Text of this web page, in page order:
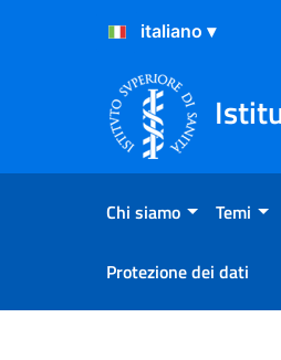
Salta al Contenuto
Salta al Footer
Chi siamo Temi
Protezione dei dati